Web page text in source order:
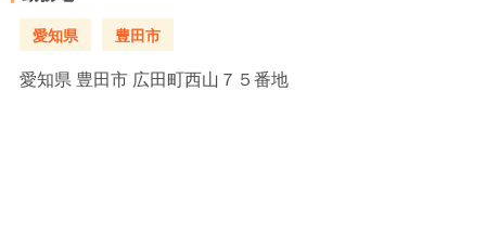
愛知県 豊田市
愛知県 豊田市 広田町西山７５番地